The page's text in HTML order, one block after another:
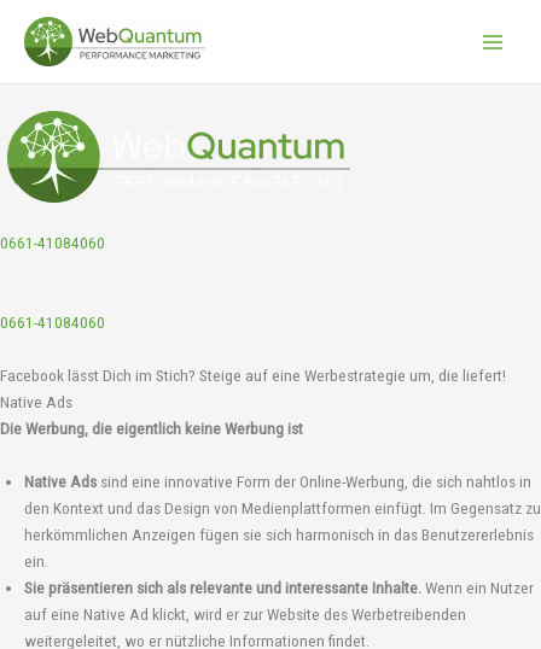
Inhalt
springen
0661-41084060
0661-41084060
Facebook lässt Dich im Stich? Steige auf eine Werbestrategie um, die liefert!
Native Ads
Die Werbung, die eigentlich keine Werbung ist
Native Ads sind eine innovative Form der Online-Werbung, die sich nahtlos in
den Kontext und das Design von Medienplattformen einfügt. Im Gegensatz zu
herkömmlichen Anzeigen fügen sie sich harmonisch in das Benutzererlebnis
ein.
Sie präsentieren sich als relevante und interessante Inhalte. Wenn ein Nutzer
auf eine Native Ad klickt, wird er zur Website des Werbetreibenden
weitergeleitet, wo er nützliche Informationen findet.